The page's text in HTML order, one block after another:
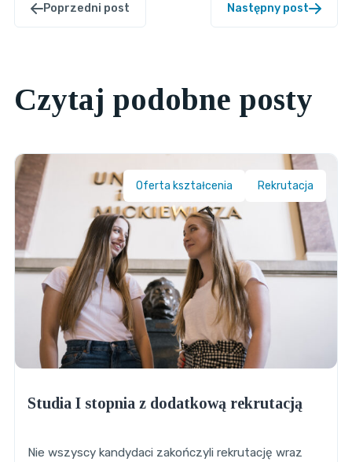
Poprzedni post Następny post
Czytaj podobne posty
Oferta kształcenia Rekrutacja
Studia I stopnia z dodatkową rekrutacją
Nie wszyscy kandydaci zakończyli rekrutację wraz